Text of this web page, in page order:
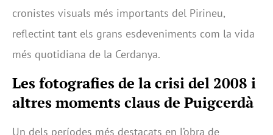
cronistes visuals més importants del Pirineu,
reflectint tant els grans esdeveniments com la vida
més quotidiana de la Cerdanya.
Les fotografies de la crisi del 2008 i
altres moments claus de Puigcerdà
Un dels períodes més destacats en l’obra de